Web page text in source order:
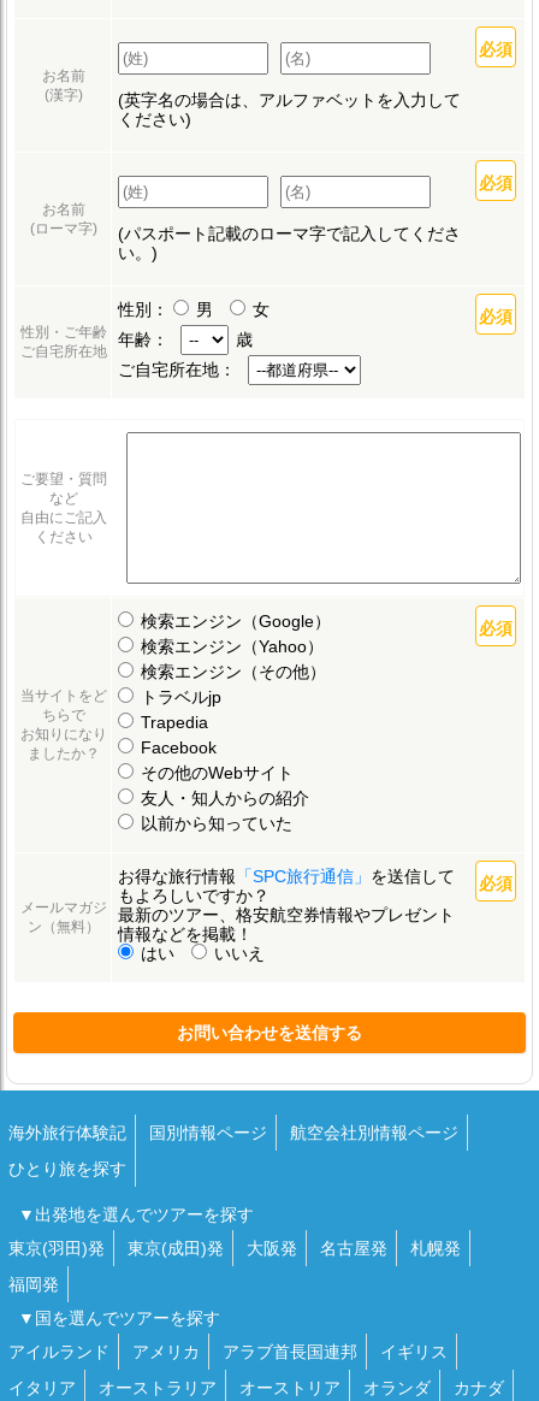
お名前
(漢字)
(英字名の場合は、アルファベットを入力して
ください)
お名前
(ローマ字)
(パスポート記載のローマ字で記入してくださ
い。)
性別・ご年齢
ご自宅所在地
性別： 男
女
年齢：
歳
ご自宅所在地：
ご要望・質問
など
自由にご記入
ください
当サイトをど
ちらで
お知りになり
ましたか？
検索エンジン（Google）
検索エンジン（Yahoo）
検索エンジン（その他）
トラベルjp
Trapedia
Facebook
その他のWebサイト
友人・知人からの紹介
以前から知っていた
メールマガジ
ン（無料）
お得な旅行情報 「SPC旅行通信」 を送信して
もよろしいですか？
最新のツアー、格安航空券情報やプレゼント
情報などを掲載！
はい
いいえ
お問い合わせを送信する
海外旅行体験記 国別情報ページ
航空会社別情報ページ
ひとり旅を探す
▼出発地を選んでツアーを探す
東京(羽田)発
東京(成田)発 大阪発 名古屋発
札幌発
福岡発
▼国を選んでツアーを探す
アイルランド
アメリカ アラブ首長国連邦
イギリス
イタリア
オーストラリア オーストリア オランダ カナダ